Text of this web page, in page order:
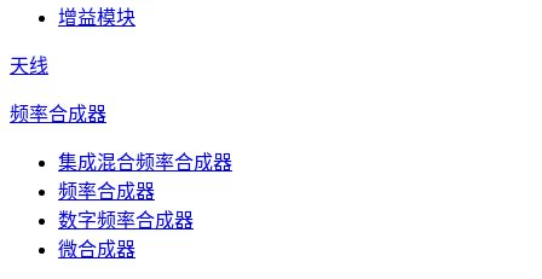
增益模块
天线
频率合成器
集成混合频率合成器
频率合成器
数字频率合成器
微合成器